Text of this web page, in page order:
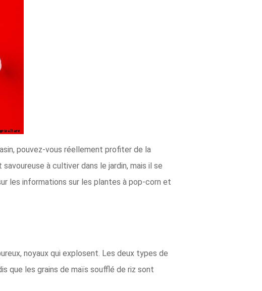
pouvez-vous réellement profiter de la
à cultiver dans le jardin, mais il se
les informations sur les plantes à pop-corn et
noyaux qui explosent. Les deux types de
que les grains de maïs soufflé de riz sont